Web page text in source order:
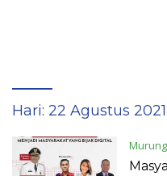
Hari: 22 Agustus 2021